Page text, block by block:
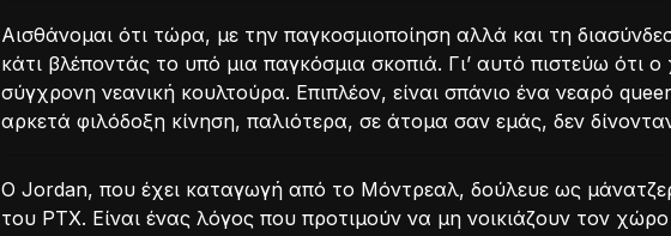
Αισθάνομαι ότι τώρα, με την παγκοσμιοποίηση αλλά και τη
κάτι βλέποντάς το υπό μια παγκόσμια σκοπιά. Γι’ αυτό πιστεύω
σύγχρονη νεανική κουλτούρα. Επιπλέον, είναι σπάνιο ένα νεαρό
αρκετά φιλόδοξη κίνηση, παλιότερα, σε άτομα σαν εμάς, δεν δίνονταν
Ο Jordan, που έχει καταγωγή από το Μόντρεαλ, δούλευε ως
του PTX. Είναι ένας λόγος που προτιμούν να μη νοικιάζουν τον